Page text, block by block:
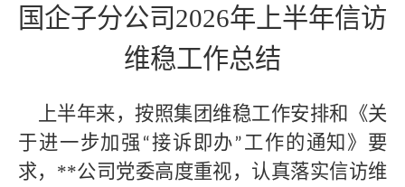
国企子分公司2026年上半年信访
维稳工作总结
上半年来，按照集团维稳工作安排和《关
于进一步加强 “接诉即办”工作的通知》要
求， **公司党委高度重视，认真落实信访维